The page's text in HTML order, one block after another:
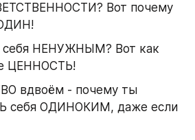
Вот почему
НЕНУЖНЫМ? Вот как
ЦЕННОСТЬ!
вдвоём - почему ты
себя ОДИНОКИМ, даже если